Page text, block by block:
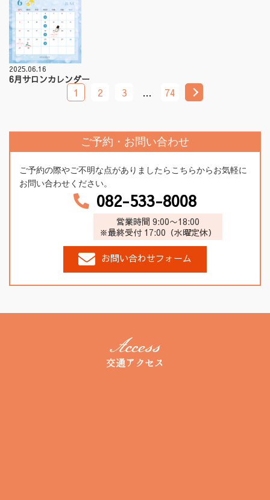
2025.06.16
6月サロンカレンダー
1 2 3 … 74
ご予約・お問い合わせ
ご予約の際やご不明な点がありましたらこちらからお気軽に
お問い合わせください。
082-533-8008
営業時間 9:00〜18:00
※最終受付 17:00（水曜定休）
お問い合わせフォーム
交通アクセス